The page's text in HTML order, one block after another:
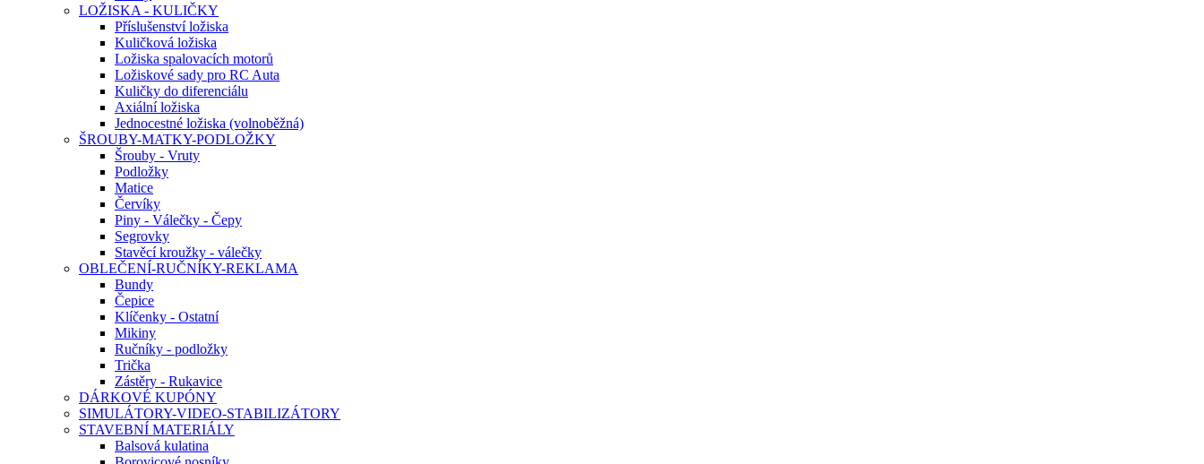
LOŽISKA - KULIČKY
Příslušenství ložiska
Kuličková ložiska
Ložiska spalovacích motorů
Ložiskové sady pro RC Auta
Kuličky do diferenciálu
Axiální ložiska
Jednocestné ložiska (volnoběžná)
ŠROUBY-MATKY-PODLOŽKY
Šrouby - Vruty
Podložky
Matice
Červíky
Piny - Válečky - Čepy
Segrovky
Stavěcí kroužky - válečky
OBLEČENÍ-RUČNÍKY-REKLAMA
Bundy
Čepice
Klíčenky - Ostatní
Mikiny
Ručníky - podložky
Trička
Zástěry - Rukavice
DÁRKOVÉ KUPÓNY
SIMULÁTORY-VIDEO-STABILIZÁTORY
STAVEBNÍ MATERIÁLY
Balsová kulatina